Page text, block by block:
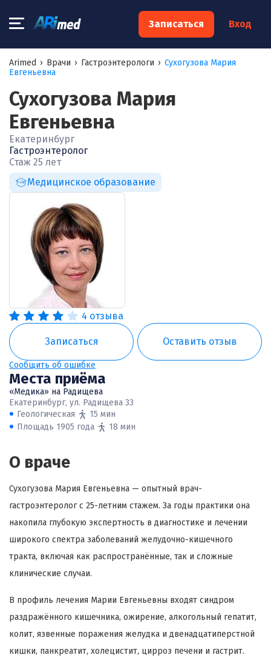
Записаться Вход
Arimed › Врачи › Гастроэнтерологи › Сухогузова Мария
Евгеньевна
Медицинское образование
Сухогузова Мария
Евгеньевна
Екатеринбург
Гастроэнтеролог
Стаж 25 лет
4 отзыва
Записаться Оставить отзыв
Сообщить об ошибке
Места приёма
«Медика» на Радищева
Екатеринбург, ул. Радищева 33
Геологическая
15 мин
Площадь 1905 года
18 мин
О враче
Сухогузова Мария Евгеньевна — опытный врач-
гастроэнтеролог с 25-летним стажем. За годы практики она
накопила глубокую экспертность в диагностике и лечении
широкого спектра заболеваний желудочно-кишечного
тракта, включая как распространённые, так и сложные
клинические случаи.
В профиль лечения Марии Евгеньевны входят синдром
раздражённого кишечника, ожирение, алкогольный гепатит,
колит, язвенные поражения желудка и двенадцатиперстной
кишки, панкреатит, холецистит, цирроз печени и гастрит.
×
Запишитесь на консультацию к
Ваше имя:*
Ваш телефон:*
Ваш e-mail:*
Я согласен на